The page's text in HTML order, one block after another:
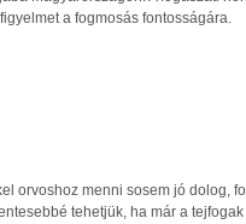
a fogmosás fontosságára.
orvoshoz menni sosem jó dolog,
tehetjük, ha már a